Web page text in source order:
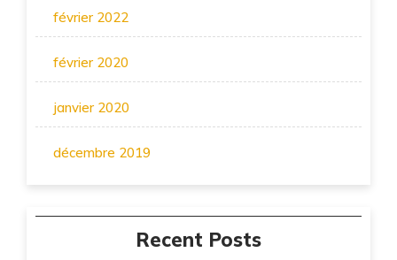
février 2022
février 2020
janvier 2020
décembre 2019
Recent Posts